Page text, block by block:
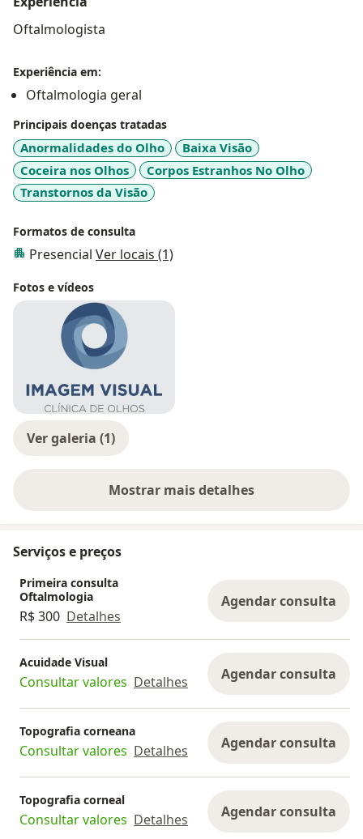
Oftalmologista
Experiência em:
Oftalmologia geral
Principais doenças tratadas
Anormalidades do Olho
Baixa Visão
Coceira nos Olhos
Corpos Estranhos No Olho
Transtornos da Visão
Formatos de consulta
Presencial Ver locais (1)
Fotos e vídeos
Ver galeria (1)
Mostrar mais detalhes
sobre a experiência
Serviços e preços
Primeira consulta
Oftalmologia
R$ 300 Detalhes
Agendar consulta
Acuidade Visual
Consultar valores Detalhes Agendar consulta
Topografia corneana
Consultar valores Detalhes Agendar consulta
Topografia corneal
Consultar valores Detalhes Agendar consulta